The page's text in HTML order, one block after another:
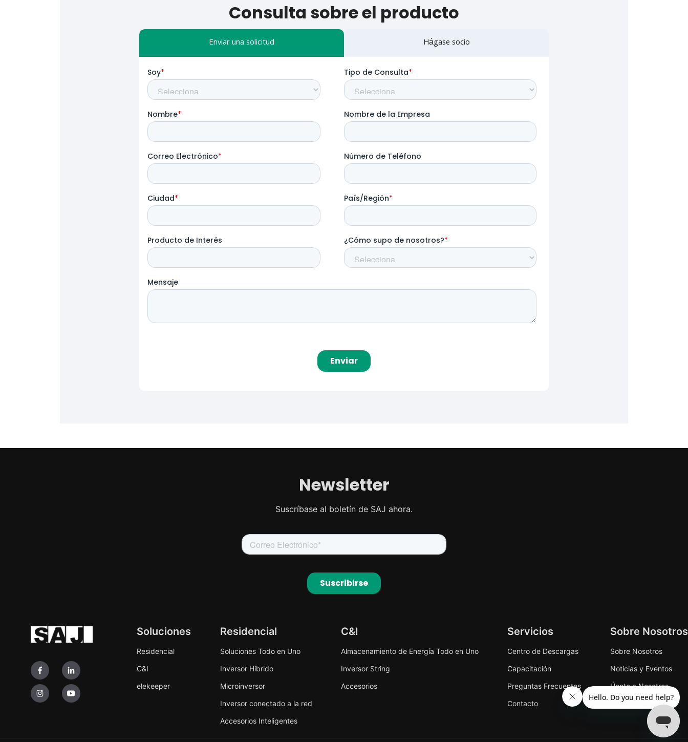
Consulta sobre el producto
Enviar una solicitud Hágase socio
Newsletter
Suscríbase al boletín de SAJ ahora.
Soluciones
Residencial
C&I
elekeeper
Residencial
Soluciones Todo en Uno
Inversor Híbrido
Microinversor
Inversor conectado a la red
Accesorios Inteligentes
C&I
Almacenamiento de Energía Todo en Uno
Inversor String
Accesorios
Servicios
Centro de Descargas
Capacitación
Preguntas Frecuentes
Contacto
Sobre Nosotros
Sobre Nosotros
Noticias y Eventos
Únete a Nosotros